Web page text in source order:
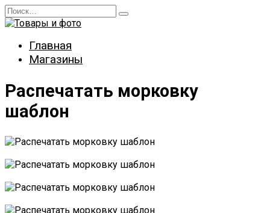
Перейти
к
Search
for:
Главная
Магазины
Распечатать морковку
шаблон